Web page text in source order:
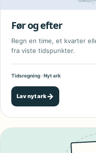
Før og efter
Regn en time, et kvarter
fra viste tidspunkter.
Tidsregning · Nyt ark
Lav nyt ark→